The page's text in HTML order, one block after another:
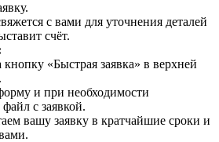
с вами для уточнения деталей
счёт.
«Быстрая заявка» в верхней
и при необходимости
с заявкой.
вашу заявку в кратчайшие сроки и